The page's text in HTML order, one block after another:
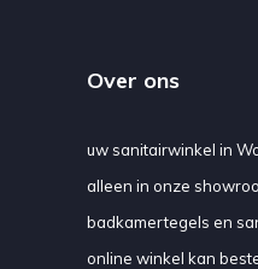
Over ons
uw sanitairwinkel in
alleen in onze
badkamertegels en
online winkel kan